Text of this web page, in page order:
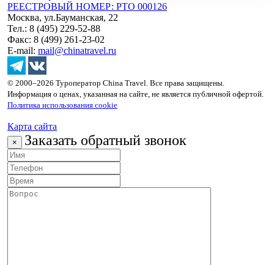
РЕЕСТРОВЫЙ НОМЕР: РТО 000126
Москва, ул.Бауманская, 22
Тел.: 8 (495) 229-52-88
Факс: 8 (499) 261-23-02
E-mail: mail@chinatravel.ru
© 2000–2026 Туроператор China Travel. Все права защищены.
Информация о ценах, указанная на сайте, не является публичной офертой.
Политика использования cookie
Карта сайта
× Заказать обратный звонок